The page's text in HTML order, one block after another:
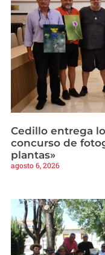
Cedillo entrega
concurso de
plantas»
agosto 6, 2026